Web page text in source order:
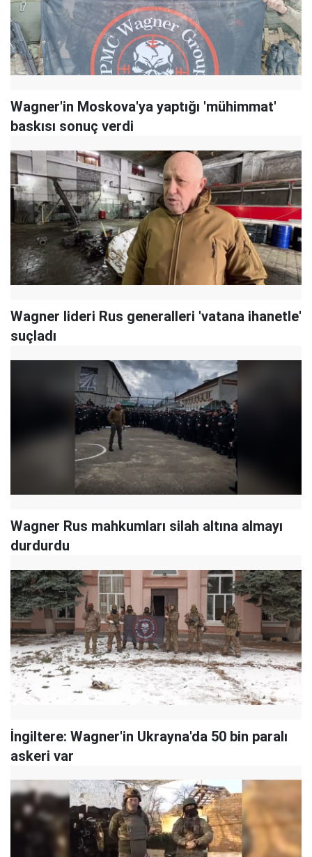
Wagner'in Moskova'ya yaptığı 'mühimmat'
baskısı sonuç verdi
Wagner lideri Rus generalleri 'vatana ihanetle'
suçladı
Wagner Rus mahkumları silah altına almayı
durdurdu
İngiltere: Wagner'in Ukrayna'da 50 bin paralı
askeri var